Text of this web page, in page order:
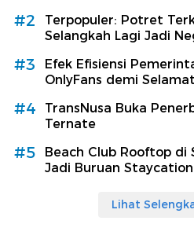
#2
Terpopuler: Potret
Selangkah Lagi Jadi
#3
Efek Efisiensi
OnlyFans demi
#4
TransNusa Buka
Ternate
#5
Beach Club Rooftop di
Jadi Buruan Staycation
Lihat